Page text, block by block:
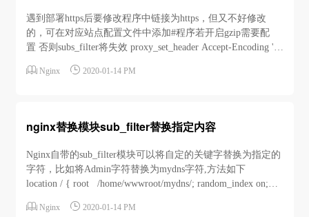
遇到部署https后要修改程序中链接为https，但又不好修改
的，可在对应站点配置文件中添加#程序若开启gzip需要配
置 否则subs_filter将失效 proxy_set_header Accept-Encoding '';
subs...
 Nginx  2020-01-14 PM
nginx替换模块sub_filter替换指定内容
Nginx自带的sub_filter模块可以将自定的关键字替换为指定的
字符，比如将Admin字符替换为mydns字符,方法如下
location / { root /home/wwwroot/mydns/; random_index on;
 Nginx  2020-01-14 PM